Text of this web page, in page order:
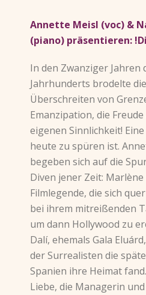
Annette Meisl (voc) &
(piano) präsentieren:
In den Zwanziger Jahren
Jahrhunderts brodelte
Überschreiten von
Emanzipation, die
eigenen Sinnlichkeit!
heute zu spüren ist.
begeben sich auf die
Diven jener Zeit:
Filmlegende, die sich
bei ihrem mitreißenden
um dann Hollywood zu
Dalí, ehemals Gala
der Surrealisten die
Spanien ihre Heimat
Liebe, die Managerin